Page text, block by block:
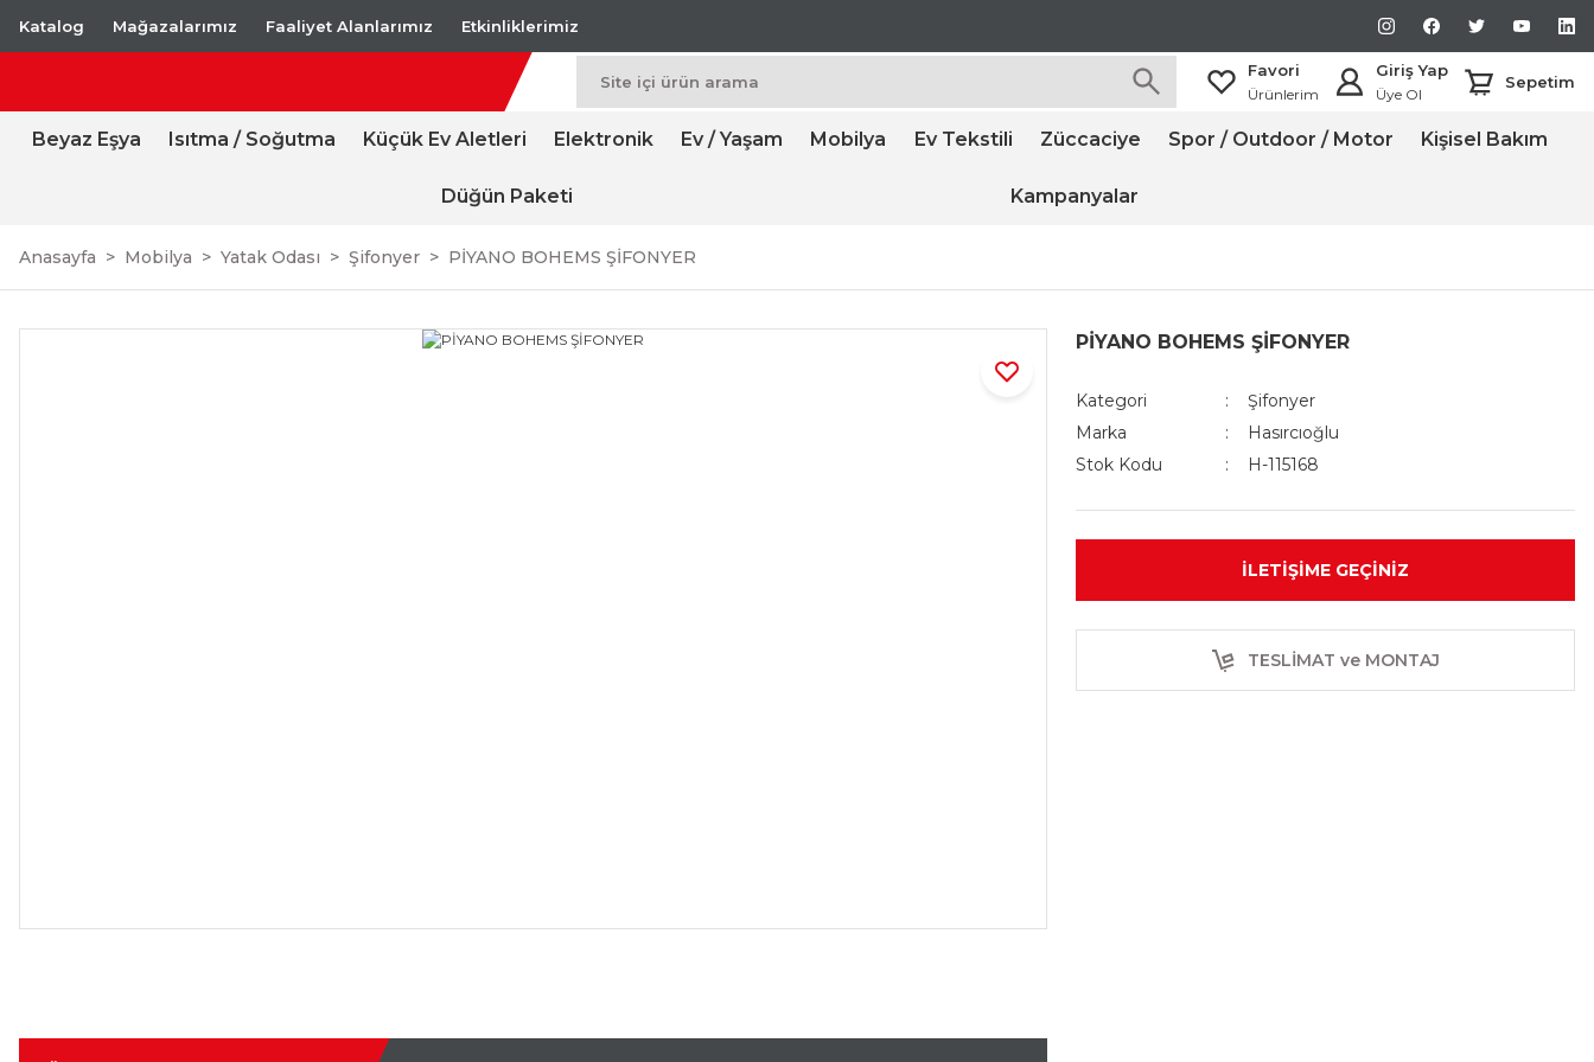
Katalog Mağazalarımız Faaliyet Alanlarımız Etkinliklerimiz
Favori
Ürünlerim
Giriş Yap
Üye Ol
Sepetim
Beyaz Eşya Isıtma / Soğutma Küçük Ev Aletleri Elektronik Ev / Yaşam Mobilya Ev Tekstili Züccaciye Spor / Outdoor / Motor Kişisel Bakım
Düğün Paketi Kampanyalar
Anasayfa Mobilya Yatak Odası Şifonyer PİYANO BOHEMS ŞİFONYER
PİYANO BOHEMS ŞİFONYER
Kategori
Şifonyer
Marka
Hasırcıoğlu
Stok Kodu
H-115168
İLETIŞIME GEÇINIZ
TESLİMAT ve MONTAJ